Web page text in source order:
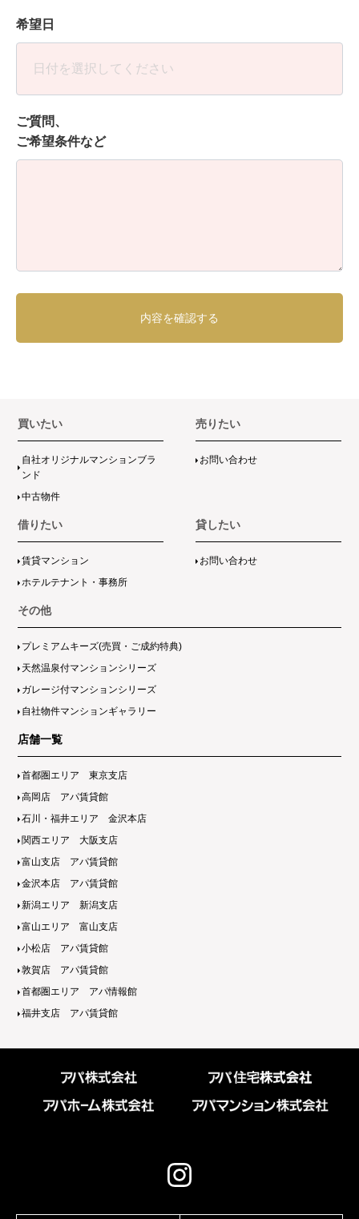
希望日
ご質問、
ご希望条件など
買いたい
自社オリジナルマンションブラ
ンド
中古物件
売りたい
お問い合わせ
借りたい
賃貸マンション
ホテルテナント・事務所
貸したい
お問い合わせ
その他
プレミアムキーズ(売買・ご成約特典)
天然温泉付マンションシリーズ
ガレージ付マンションシリーズ
自社物件マンションギャラリー
店舗一覧
首都圏エリア 東京支店
高岡店 アパ賃貸館
石川・福井エリア 金沢本店
関西エリア 大阪支店
富山支店 アパ賃貸館
金沢本店 アパ賃貸館
新潟エリア 新潟支店
富山エリア 富山支店
小松店 アパ賃貸館
敦賀店 アパ賃貸館
首都圏エリア アパ情報館
福井支店 アパ賃貸館